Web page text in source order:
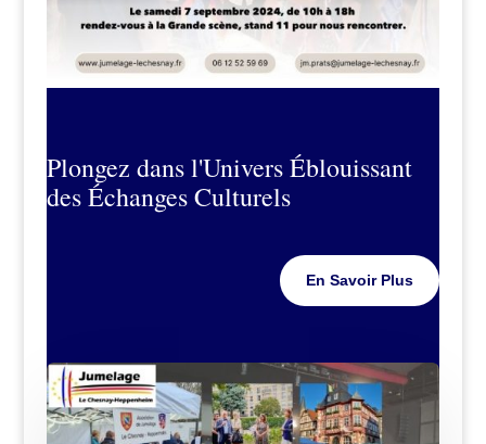
Plongez dans l'Univers Éblouissant
des Échanges Culturels
En Savoir Plus